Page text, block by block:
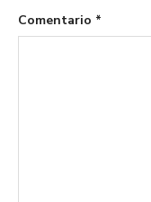
Comentario *